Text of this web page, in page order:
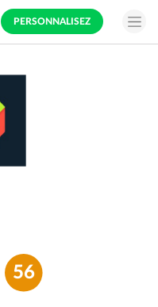
PERSONNALISEZ
56